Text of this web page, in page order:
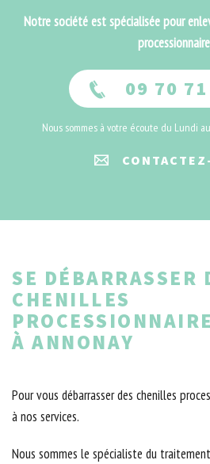
Notre société est spécialisée pour
09 70
Nous sommes à votre écoute du Lundi
SE DÉBARRASSER
CHENILLES
À ANNONAY
Pour vous débarrasser des chenilles
à nos services.
Nous sommes le spécialiste du